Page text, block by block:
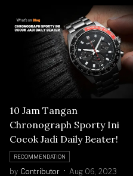
10 Jam Tangan
Chronograph Sporty Ini
Cocok Jadi Daily Beater!
RECOMMENDATION
by Contributor Aug 06, 2023